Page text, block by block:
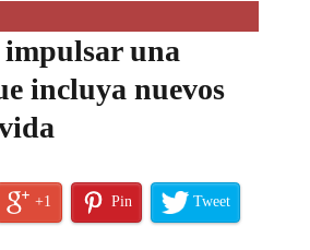
impulsar una
incluya nuevos
+1 Pin Tweet